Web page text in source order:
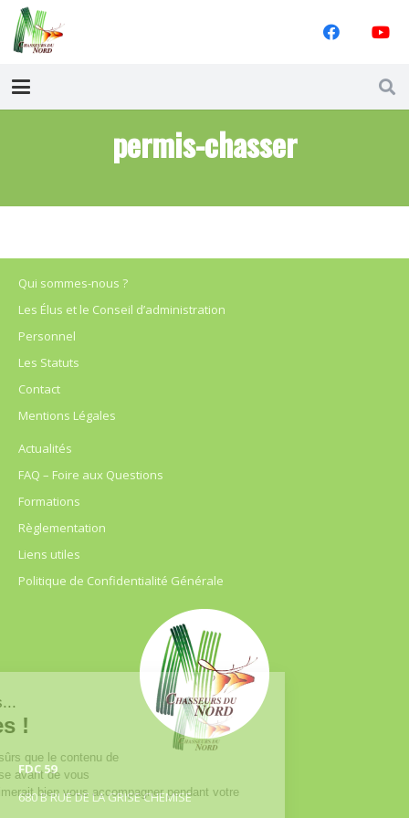
permis-chasser
Qui sommes-nous ?
Les Élus et le Conseil d’administration
Personnel
Les Statuts
Contact
Mentions Légales
Actualités
FAQ – Foire aux Questions
Formations
Règlementation
Liens utiles
Politique de Confidentialité Générale
FDC 59
680 B RUE DE LA GRISE CHEMISE